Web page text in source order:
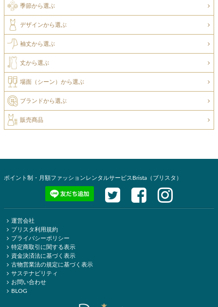
季節から選ぶ
デザインから選ぶ
袖丈から選ぶ
丈から選ぶ
場面（シーン）から選ぶ
ブランドから選ぶ
販売商品
ポイント制・月額ファッションレンタルサービスBrista（ブリスタ）
運営会社
ブリスタ利用規約
プライバシーポリシー
特定商取引に関する表示
資金決済法に基づく表示
古物営業法の規定に基づく表示
サステナビリティ
お問い合わせ
BLOG